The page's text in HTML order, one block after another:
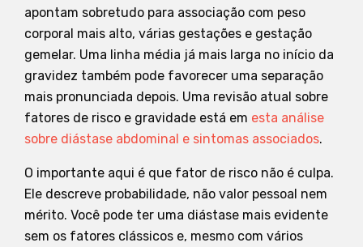
apontam sobretudo para associação com peso
corporal mais alto, várias gestações e gestação
gemelar. Uma linha média já mais larga no início da
gravidez também pode favorecer uma separação
mais pronunciada depois. Uma revisão atual sobre
fatores de risco e gravidade está em esta análise
sobre diástase abdominal e sintomas associados.
O importante aqui é que fator de risco não é culpa.
Ele descreve probabilidade, não valor pessoal nem
mérito. Você pode ter uma diástase mais evidente
sem os fatores clássicos e, mesmo com vários